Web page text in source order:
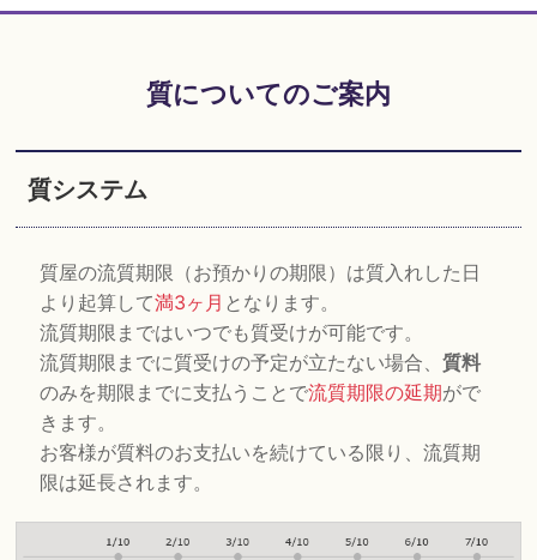
質についてのご案内
質システム
質屋の流質期限（お預かりの期限）は質入れした日
より起算して満3ヶ月 となります。
流質期限まではいつでも質受けが可能です。
流質期限までに質受けの予定が立たない場合、質料
のみを期限までに支払うことで流質期限の延期がで
きます。
お客様が質料のお支払いを続けている限り、流質期
限は延長されます。